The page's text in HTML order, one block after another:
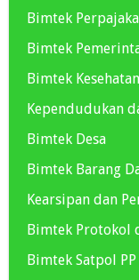
Bimtek
Bimtek
Bimtek Kesehatan
Kependudukan
Bimtek Desa
Bimtek Barang
Kearsipan dan
Bimtek Protokol
Bimtek Satpol PP